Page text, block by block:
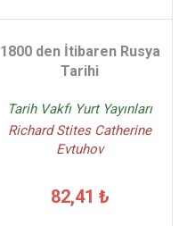
1800 den İtibaren Rusya
Tarihi
Tarih Vakfı Yurt Yayınları
Richard Stites Catherine
Evtuhov
82,41 ₺